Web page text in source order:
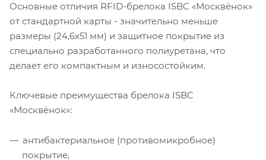
Основные отличия RFID-брелока ISBC «Москвёнок»
от стандартной карты - значительно меньше
размеры (24,6х51 мм) и защитное покрытие из
специально разработанного полиуретана, что
делает его компактным и износостойким.
Ключевые преимущества брелока ISBC
«Москвёнок»:
антибактериальное (противомикробное)
покрытие,